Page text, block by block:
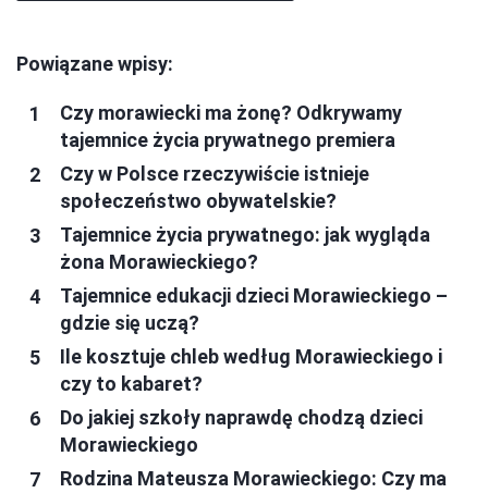
Powiązane wpisy:
Czy morawiecki ma żonę? Odkrywamy
tajemnice życia prywatnego premiera
Czy w Polsce rzeczywiście istnieje
społeczeństwo obywatelskie?
Tajemnice życia prywatnego: jak wygląda
żona Morawieckiego?
Tajemnice edukacji dzieci Morawieckiego –
gdzie się uczą?
Ile kosztuje chleb według Morawieckiego i
czy to kabaret?
Do jakiej szkoły naprawdę chodzą dzieci
Morawieckiego
Rodzina Mateusza Morawieckiego: Czy ma